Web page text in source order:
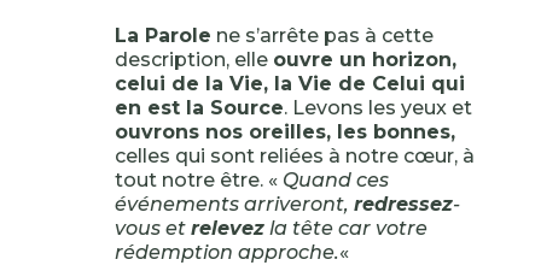
La Parole ne s’arrête pas à cette
description, elle ouvre un horizon,
celui de la Vie, la Vie de Celui qui
en est la Source. Levons les yeux et
ouvrons nos oreilles, les bonnes,
celles qui sont reliées à notre cœur, à
tout notre être. « Quand ces
événements arriveront, redressez-
vous et relevezla tête car votre
rédemption approche.«